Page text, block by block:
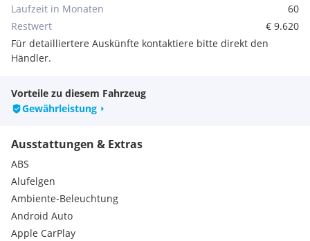
Laufzeit in Monaten
60
Restwert
€ 9.620
Für detailliertere Auskünfte kontaktiere bitte direkt den
Händler.
Vorteile zu diesem Fahrzeug
Gewährleistung
Ausstattungen & Extras
ABS
Alufelgen
Ambiente-Beleuchtung
Android Auto
Apple CarPlay